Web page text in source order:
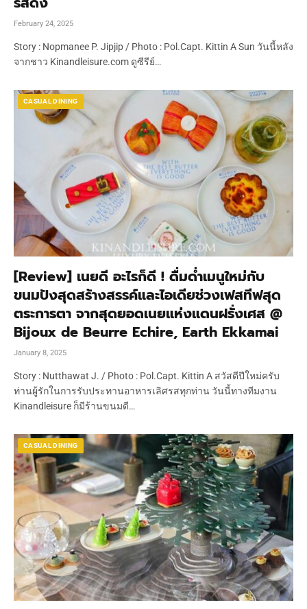
February 24, 2025
Story : Nopmanee P. Jipjip / Photo : Pol.Capt. Kittin A Sun วันนี้หลัง
จากชาว Kinandleisure.com ดูซีรีย์…
CASUAL DINING
[Review] เนยดี อะไรก็ดี ! ดื่มด่ำเมนูใหม่กับ
ขนมปังสุดสร้างสรรค์และไอเดียช่วงเฟสทีฟสุด
ตระการตา จากสุดยอดเนยแห่งแดนฝรั่งเศส @
Bijoux de Beurre Echire, Earth Ekkamai
January 8, 2025
Story : Nutthawat J. / Photo : Pol.Capt. Kittin A สวัสดีปีใหม่ครับ
ท่านผู้รักในการรับประทานอาหารเลิศรสทุกท่าน วันนี้ทางทีมงาน
Kinandleisure ก็มีร้านขนมดี…
CASUAL DINING